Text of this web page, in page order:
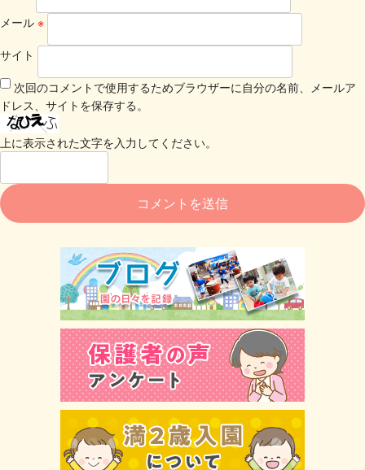
メール ※
サイト
次回のコメントで使用するためブラウザーに自分の名前、メールア
ドレス、サイトを保存する。
上に表示された文字を入力してください。